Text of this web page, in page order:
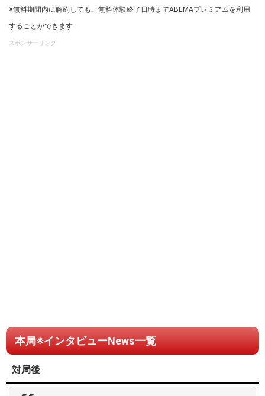
※無料期間内に解約しても、無料体験終了日時までABEMAプレミアムを利用
することができます
スポンサーリンク
本局※インタビューNews一覧
対局後